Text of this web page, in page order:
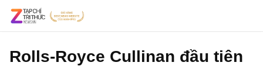
Rolls-Royce Cullinan đầu tiên